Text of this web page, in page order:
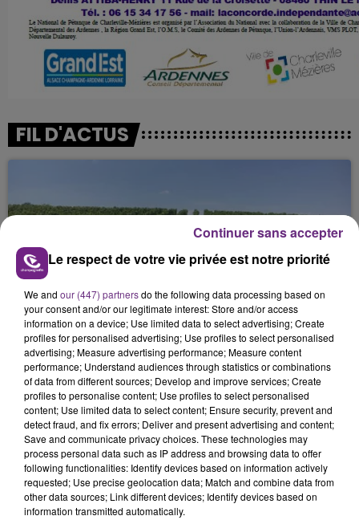
FIL D'ACTUS
L'INSPECTION DU TRAVAIL RAPPELLE À
L'ORDRE SUR LES CONDITIONS DE...
Alors que les dates de début des vendange 2026
s'est avéré être plus précoce que prévu,
l'inspection du Travail en profite pour rappeler
les conditions de...
UN FEU DE REMORQUE BLOQUE LA
Le respect de votre vie privée est notre priorité
We and our (447) partnersdo the following data processing based on
your consent and/or our legitimate interest: Store and/or access
information on a device; Use limited data to select advertising; Create
profiles for personalised advertising; Use profiles to select personalised
advertising; Measure advertising performance; Measure content
performance; Understand audiences through statistics or combinations
of data from different sources; Develop and improve services; Create
profiles to personalise content; Use profiles to select personalised
content; Use limited data to select content; Ensure security, prevent and
detect fraud, and fix errors; Deliver and present advertising and content;
Save and communicate privacy choices. These technologies may
process personal data such as IP address and browsing data to offer
following functionalities: Identify devices based on information actively
requested; Use precise geolocation data; Match and combine data from
other data sources; Link different devices; Identify devices based on
information transmitted automatically.
Continuer sans accepter